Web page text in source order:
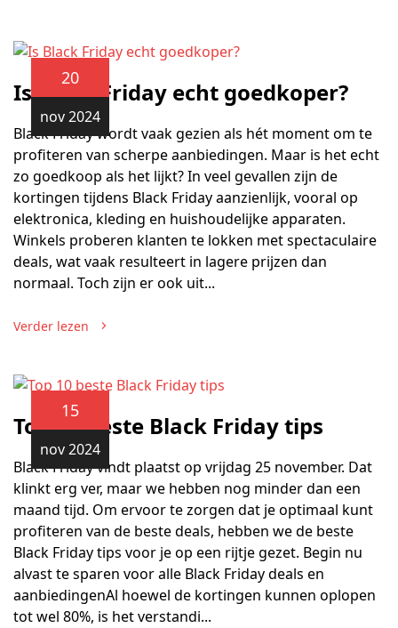
20
nov 2024
Is Black Friday echt goedkoper?
Black Friday wordt vaak gezien als hét moment om te
profiteren van scherpe aanbiedingen. Maar is het echt
zo goedkoop als het lijkt? In veel gevallen zijn de
kortingen tijdens Black Friday aanzienlijk, vooral op
elektronica, kleding en huishoudelijke apparaten.
Winkels proberen klanten te lokken met spectaculaire
deals, wat vaak resulteert in lagere prijzen dan
normaal. Toch zijn er ook uit...
Verder lezen
15
nov 2024
Top 10 beste Black Friday tips
Black Friday vindt plaatst op vrijdag 25 november. Dat
klinkt erg ver, maar we hebben nog minder dan een
maand tijd. Om ervoor te zorgen dat je optimaal kunt
profiteren van de beste deals, hebben we de beste
Black Friday tips voor je op een rijtje gezet. Begin nu
alvast te sparen voor alle Black Friday deals en
aanbiedingenAl hoewel de kortingen kunnen oplopen
tot wel 80%, is het verstandi...